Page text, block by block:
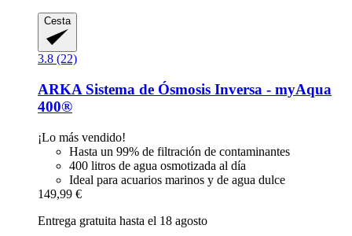
Cesta
3.8 (22)
ARKA Sistema de Ósmosis Inversa -​ myAqua
400®
¡Lo más vendido!
Hasta un 99% de filtración de contaminantes
400 litros de agua osmotizada al día
Ideal para acuarios marinos y de agua dulce
149,99 €
Entrega gratuita hasta el 18 agosto